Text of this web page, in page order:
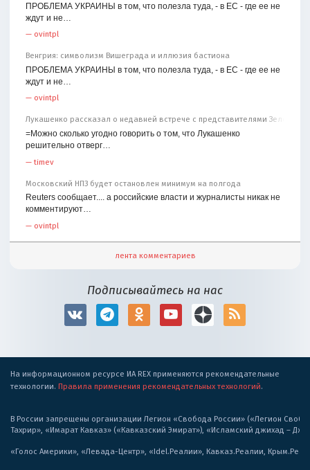
ПРОБЛЕМА УКРАИНЫ в том, что полезла туда, - в ЕС - где ее не
ждут и не…
— ovintpl
Венгрия: символизм Вишеграда и иллюзия бастиона
ПРОБЛЕМА УКРАИНЫ в том, что полезла туда, - в ЕС - где ее не
ждут и не…
— ovintpl
Лукашенко рассказал о недавней встрече с представителями
=Можно сколько угодно говорить о том, что Лукашенко
решительно отверг…
—timev
Московский НПЗ будет остановлен минимум на полгода
Reuters сообщает.... а российские власти и журналисты никак не
комментируют…
— ovintpl
лента комментариев
Подписывайтесь на нас
На информационном ресурсе ИА REX применяются рекомендательные
технологии. Правила применения рекомендательных технологий.
В России запрещены организации Легион «Свобода России» («Легион
Тахрир», «Имарат Кавказ» («Кавказский Эмират»), «Исламский джихад –
«Голос Америки», «Левада-Центр», «Idel.Реалии», Кавказ.Реалии,